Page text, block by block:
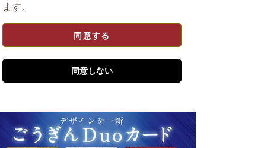
ます。
同意する
同意しない